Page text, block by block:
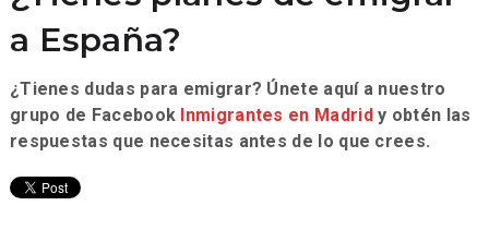
a España?
¿Tienes dudas para emigrar? Únete aquí a nuestro
grupo de Facebook Inmigrantes en Madrid y obtén las
respuestas que necesitas antes de lo que crees.